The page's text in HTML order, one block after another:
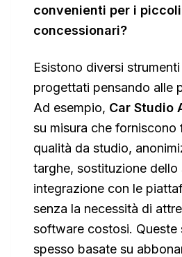
convenienti per i piccoli
concessionari?
Esistono diversi
progettati pensando alle
Ad esempio, Car Studio
su misura che
qualità da studio,
targhe, sostituzione
integrazione con le
senza la necessità di
software costosi. Queste
spesso basate su